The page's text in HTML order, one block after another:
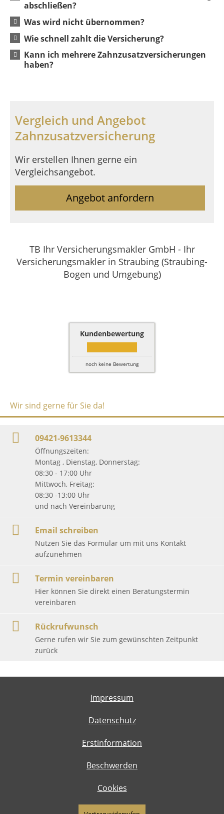
abschließen?
Was wird nicht übernommen?
Wie schnell zahlt die Versicherung?
Kann ich mehrere Zahnzusatzversicherungen
haben?
Vergleich und Angebot
Zahnzusatzversicherung
Wir erstellen Ihnen gerne ein
Vergleichsangebot.
Angebot anfordern
TB Ihr Versicherungsmakler GmbH - Ihr
Versicherungsmakler in Straubing (Straubing-
Bogen und Umgebung)
Kundenbewertung
noch keine Bewertung
Wir sind gerne für Sie da!
09421-9613344
Öffnungszeiten:
Montag , Dienstag, Donnerstag:
08:30 - 17:00 Uhr
Mittwoch, Freitag:
08:30 -13:00 Uhr
und nach Vereinbarung
Email schreiben
Nutzen Sie das Formular um mit uns Kontakt
aufzunehmen
Termin vereinbaren
Hier können Sie direkt einen Beratungstermin
vereinbaren
Rückrufwunsch
Gerne rufen wir Sie zum gewünschten Zeitpunkt
zurück
Impressum
Datenschutz
Erstinformation
Beschwerden
Cookies